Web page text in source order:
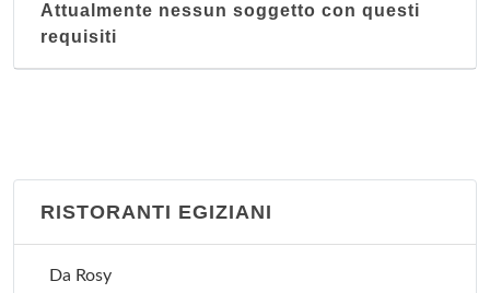
Attualmente nessun soggetto con questi
requisiti
RISTORANTI EGIZIANI
Da Rosy